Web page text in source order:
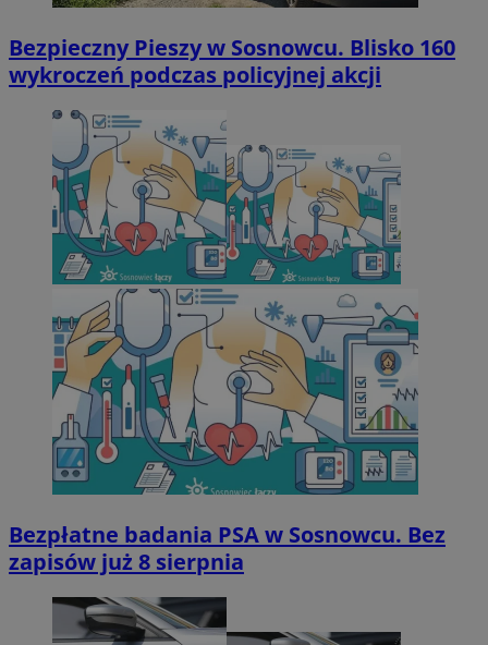
Bezpieczny Pieszy w Sosnowcu. Blisko 160
wykroczeń podczas policyjnej akcji
Bezpłatne badania PSA w Sosnowcu. Bez
zapisów już 8 sierpnia